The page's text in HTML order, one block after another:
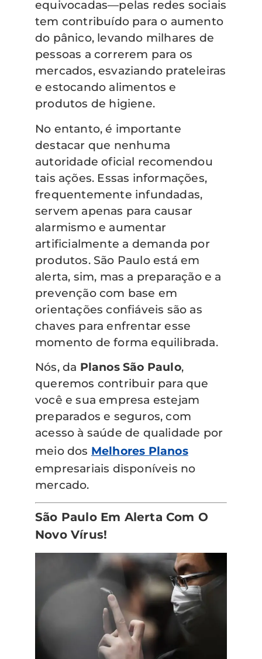
equivocadas—pelas redes sociais
tem contribuído para o aumento
do pânico, levando milhares de
pessoas a correrem para os
mercados, esvaziando prateleiras
e estocando alimentos e
produtos de higiene.
No entanto, é importante
destacar que nenhuma
autoridade oficial recomendou
tais ações. Essas informações,
frequentemente infundadas,
servem apenas para causar
alarmismo e aumentar
artificialmente a demanda por
produtos. São Paulo está em
alerta, sim, mas a preparação e a
prevenção com base em
orientações confiáveis são as
chaves para enfrentar esse
momento de forma equilibrada.
Nós, da Planos São Paulo,
queremos contribuir para que
você e sua empresa estejam
preparados e seguros, com
acesso à saúde de qualidade por
meio dos Melhores Planos
empresariais disponíveis no
mercado.
São Paulo Em Alerta Com O
Novo Vírus!